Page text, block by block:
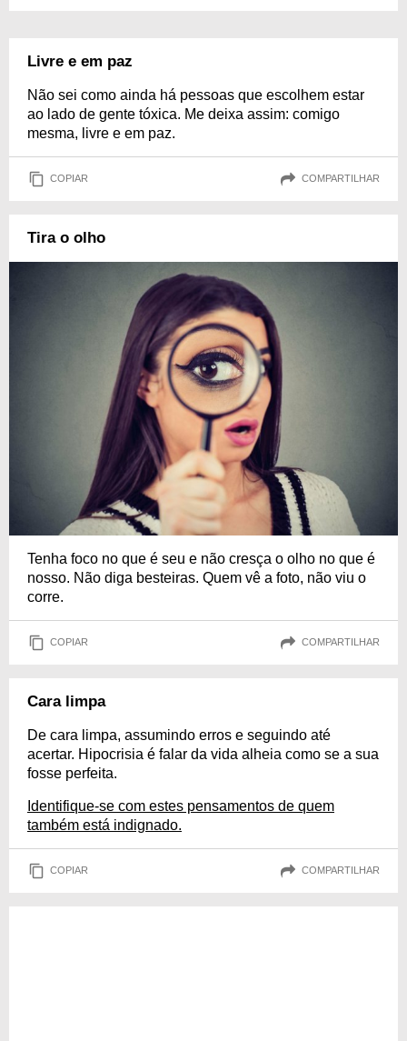
Livre e em paz
Não sei como ainda há pessoas que escolhem estar
ao lado de gente tóxica. Me deixa assim: comigo
mesma, livre e em paz.
COPIAR COMPARTILHAR
Tira o olho
Tenha foco no que é seu e não cresça o olho no que é
nosso. Não diga besteiras. Quem vê a foto, não viu o
corre.
COPIAR COMPARTILHAR
Cara limpa
De cara limpa, assumindo erros e seguindo até
acertar. Hipocrisia é falar da vida alheia como se a sua
fosse perfeita.
Identifique-se com estes pensamentos de quem
também está indignado.
COPIAR COMPARTILHAR